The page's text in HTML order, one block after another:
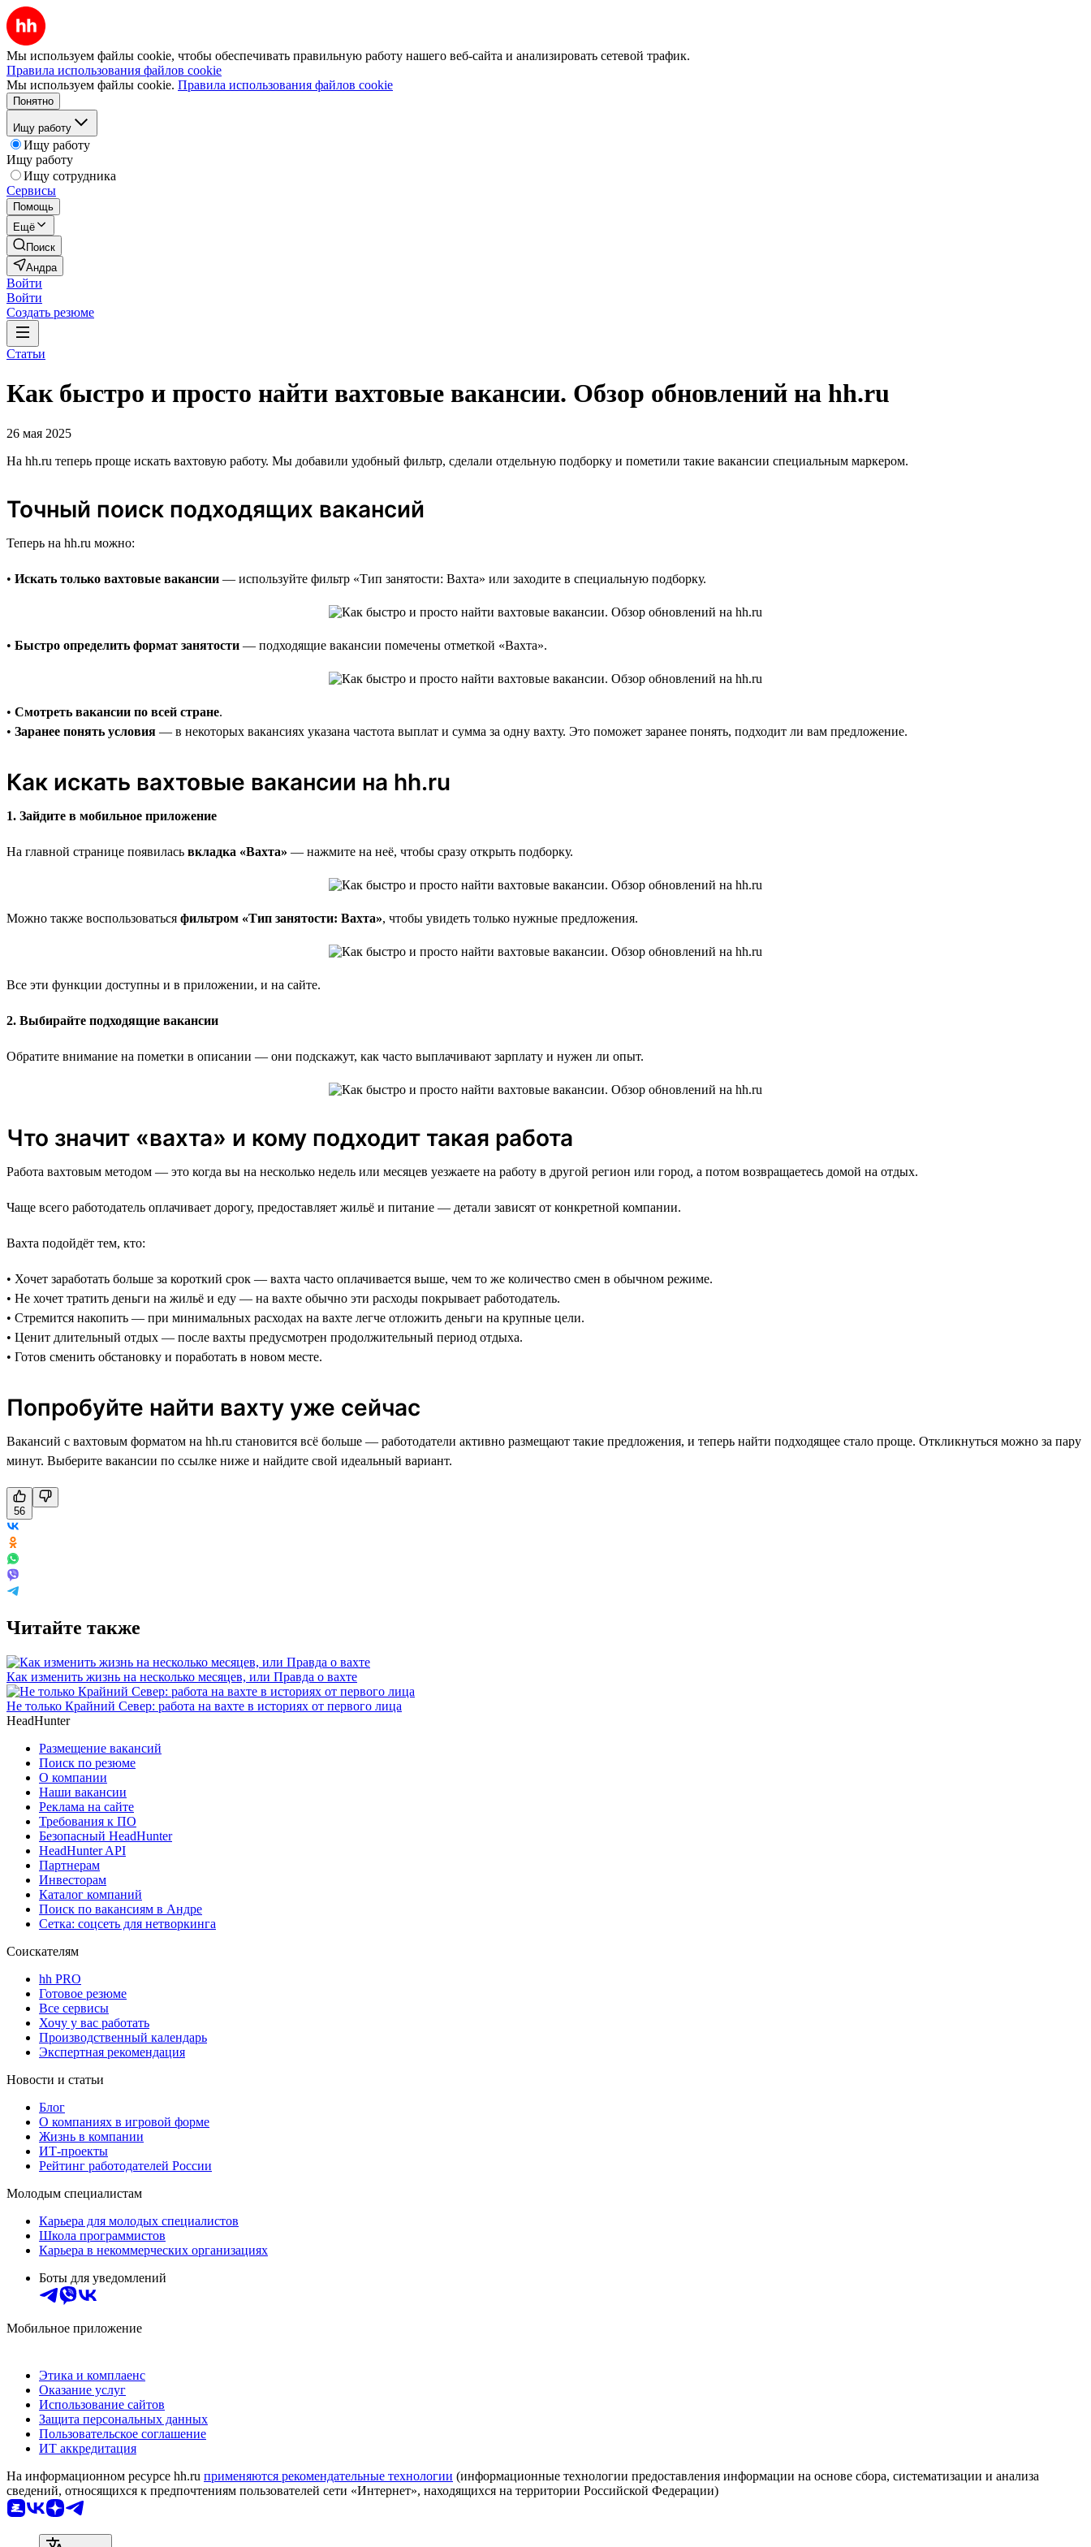
Мы используем файлы cookie, чтобы обеспечивать правильную работу нашего веб-сайта и анализировать сетевой трафик.
Правила использования файлов cookie
Мы используем файлы cookie. Правила использования файлов cookie
Понятно
Ищу работу
Ищу работу
Ищу работу
Ищу сотрудника
Сервисы
Помощь
Ещё
Поиск
Андра
Войти
Войти
Создать резюме
Статьи
Как быстро и просто найти вахтовые вакансии. Обзор обновлений на hh.ru
26 мая 2025
На hh.ru теперь проще искать вахтовую работу. Мы добавили удобный фильтр, сделали отдельную подборку и пометили такие вакансии специальным маркером.
Точный поиск подходящих вакансий
Теперь на hh.ru можно:
• Искать только вахтовые вакансии — используйте фильтр «Тип занятости: Вахта» или заходите в специальную подборку.
• Быстро определить формат занятости — подходящие вакансии помечены отметкой «Вахта».
• Смотреть вакансии по всей стране.
• Заранее понять условия — в некоторых вакансиях указана частота выплат и сумма за одну вахту. Это поможет заранее понять, подходит ли вам предложение.
Как искать вахтовые вакансии на hh.ru
1. Зайдите в мобильное приложение
На главной странице появилась вкладка «Вахта» — нажмите на неё, чтобы сразу открыть подборку.
Можно также воспользоваться фильтром «Тип занятости: Вахта», чтобы увидеть только нужные предложения.
Все эти функции доступны и в приложении, и на сайте.
2. Выбирайте подходящие вакансии
Обратите внимание на пометки в описании — они подскажут, как часто выплачивают зарплату и нужен ли опыт.
Что значит «вахта» и кому подходит такая работа
Работа вахтовым методом — это когда вы на несколько недель или месяцев уезжаете на работу в другой регион или город, а потом возвращаетесь домой на отдых.
Чаще всего работодатель оплачивает дорогу, предоставляет жильё и питание — детали зависят от конкретной компании.
Вахта подойдёт тем, кто:
• Хочет заработать больше за короткий срок — вахта часто оплачивается выше, чем то же количество смен в обычном режиме.
• Не хочет тратить деньги на жильё и еду — на вахте обычно эти расходы покрывает работодатель.
• Стремится накопить — при минимальных расходах на вахте легче отложить деньги на крупные цели.
• Ценит длительный отдых — после вахты предусмотрен продолжительный период отдыха.
• Готов сменить обстановку и поработать в новом месте.
Попробуйте найти вахту уже сейчас
Вакансий с вахтовым форматом на hh.ru становится всё больше — работодатели активно размещают такие предложения, и теперь найти подходящее стало проще. Откликнуться можно за пару
минут. Выберите вакансии по ссылке ниже и найдите свой идеальный вариант.
56
Читайте также
Как изменить жизнь на несколько месяцев, или Правда о вахте
Не только Крайний Север: работа на вахте в историях от первого лица
HeadHunter
Размещение вакансий
Поиск по резюме
О компании
Наши вакансии
Реклама на сайте
Требования к ПО
Безопасный HeadHunter
HeadHunter API
Партнерам
Инвесторам
Каталог компаний
Поиск по вакансиям в Андре
Сетка: соцсеть для нетворкинга
Соискателям
hh PRO
Готовое резюме
Все сервисы
Хочу у вас работать
Производственный календарь
Экспертная рекомендация
Новости и статьи
Блог
О компаниях в игровой форме
Жизнь в компании
ИТ-проекты
Рейтинг работодателей России
Молодым специалистам
Карьера для молодых специалистов
Школа программистов
Карьера в некоммерческих организациях
Боты для уведомлений
Мобильное приложение
Этика и комплаенс
Оказание услуг
Использование сайтов
Защита персональных данных
Пользовательское соглашение
ИТ аккредитация
На информационном ресурсе hh.ru применяются рекомендательные технологии (информационные технологии предоставления информации на основе сбора, систематизации и анализа
сведений, относящихся к предпочтениям пользователей сети «Интернет», находящихся на территории Российской Федерации)